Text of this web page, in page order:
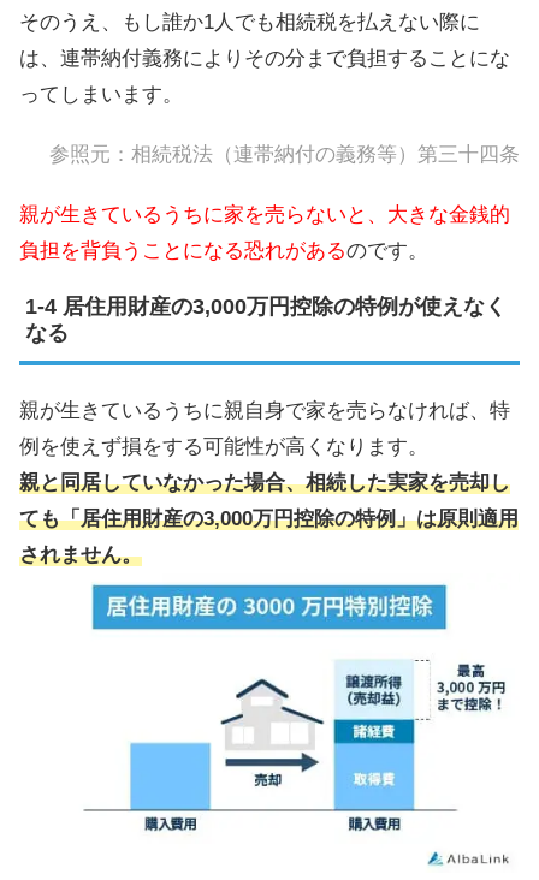
そのうえ、もし誰か1人でも相続税を払えない際に
は、連帯納付義務によりその分まで負担することにな
ってしまいます。
参照元： 相続税法（連帯納付の義務等）第三十四条
親が生きているうちに家を売らないと、大きな金銭的
負担を背負うことになる恐れがあるのです。
居住用財産の3,000万円控除の特例が使えなく
なる
親が生きているうちに親自身で家を売らなければ、特
例を使えず損をする可能性が高くなります。
親と同居していなかった場合、相続した実家を売却し
ても「居住用財産の3,000万円控除の特例」は原則適用
されません。